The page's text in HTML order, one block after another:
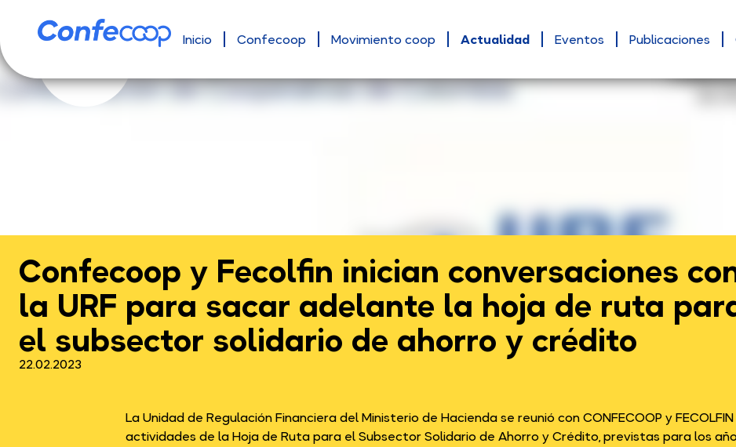
Inicio Confecoop Movimiento coop Actualidad Eventos Publicaciones
Confecoop y Fecolfin inician conversaciones
la URF para sacar adelante la hoja de ruta
el subsector solidario de ahorro y crédito
22.02.2023
La Unidad de Regulación Financiera del Ministerio de Hacienda se reunió con CONFECOOP y
actividades de la Hoja de Ruta para el Subsector Solidario de Ahorro y Crédito, previstas para los